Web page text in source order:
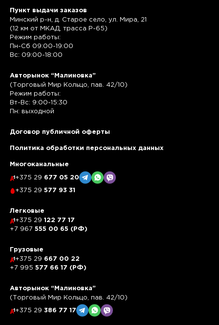
Пункт выдачи заказов
Минский р-н, д. Старое село, ул. Мира, 21
(12 км от МКАД, трасса P-65)
Режим работы:
Пн-Сб 09:00-19:00
Вс: 09:00-18:00
Авторынок “Малиновка”
(Торговый Мир Кольцо, пав. 42/10)
Режим работы:
Вт-Вс: 9:00-15:30
Пн: выходной
Договор публичной оферты
Политика обработки персональных данных
Многоканальные
+375 29 677 05 20
+375 29 577 93 31
Легковые
+375 29 122 77 17
+7 967 555 00 65 (РФ)
Грузовые
+375 29 667 00 22
+7 995 577 66 17 (РФ)
Авторынок “Малиновка”
(Торговый Мир Кольцо, пав. 42/10)
+375 29 386 77 17